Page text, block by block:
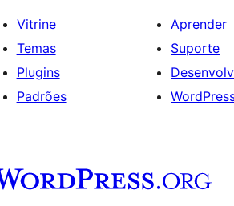
Vitrine
Temas
Plugins
Padrões
Aprender
Suporte